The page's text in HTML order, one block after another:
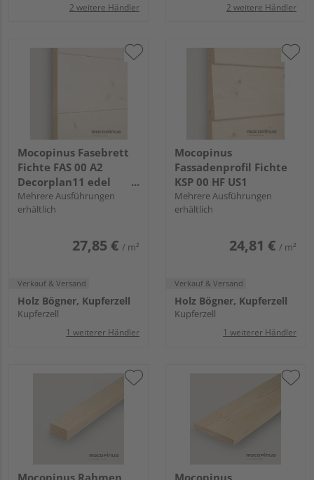
2 weitere Händler 2 weitere Händler
Mocopinus Fasebrett
Fichte FAS 00 A2
Decorplan11 edel
weiss
Mehrere Ausführungen
erhältlich
27,85 € / m²
Verkauf & Versand
Holz Bögner, Kupferzell
Kupferzell
1 weiterer Händler
Mocopinus
Fassadenprofil Fichte
KSP 00 HF US1
Mehrere Ausführungen
erhältlich
24,81 € / m²
Verkauf & Versand
Holz Bögner, Kupferzell
Kupferzell
1 weiterer Händler
Mocopinus Rahmen
Mocopinus